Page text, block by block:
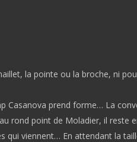
la pointe ou la broche, ni
Casanova prend forme… La
rond point de Moladier, il reste
qui viennent… En attendant la